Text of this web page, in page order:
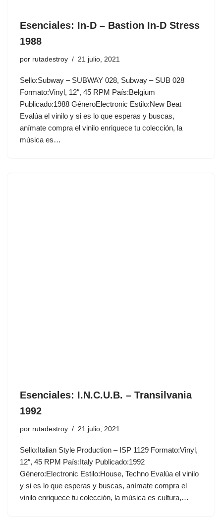
Esenciales: In-D ‎– Bastion In-D Stress
1988
por rutadestroy 21 julio, 2021
Sello:Subway ‎– SUBWAY 028, Subway ‎– SUB 028
Formato:Vinyl, 12″, 45 RPM País:Belgium
Publicado:1988 GéneroElectronic Estilo:New Beat
Evalúa el vinilo y si es lo que esperas y buscas,
anímate compra el vinilo enriquece tu colección, la
música es…
Esenciales: I.N.C.U.B. ‎– Transilvania
1992
por rutadestroy 21 julio, 2021
Sello:Italian Style Production ‎– ISP 1129 Formato:Vinyl,
12″, 45 RPM País:Italy Publicado:1992
Género:Electronic Estilo:House, Techno Evalúa el vinilo
y si es lo que esperas y buscas, anímate compra el
vinilo enriquece tu colección, la música es cultura,…